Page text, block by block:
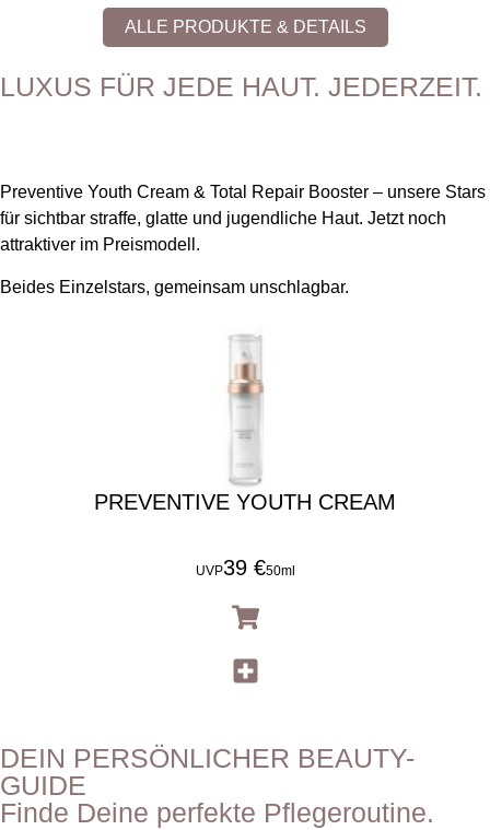
ALLE PRODUKTE & DETAILS
LUXUS FÜR JEDE HAUT. JEDERZEIT.
Preventive Youth Cream & Total Repair Booster – unsere Stars
für sichtbar straffe, glatte und jugendliche Haut. Jetzt noch
attraktiver im Preismodell.
Beides Einzelstars, gemeinsam unschlagbar.
PREVENTIVE YOUTH CREAM
UVP39 €50ml
DEIN PERSÖNLICHER BEAUTY-
GUIDE
Finde Deine perfekte Pflegeroutine.